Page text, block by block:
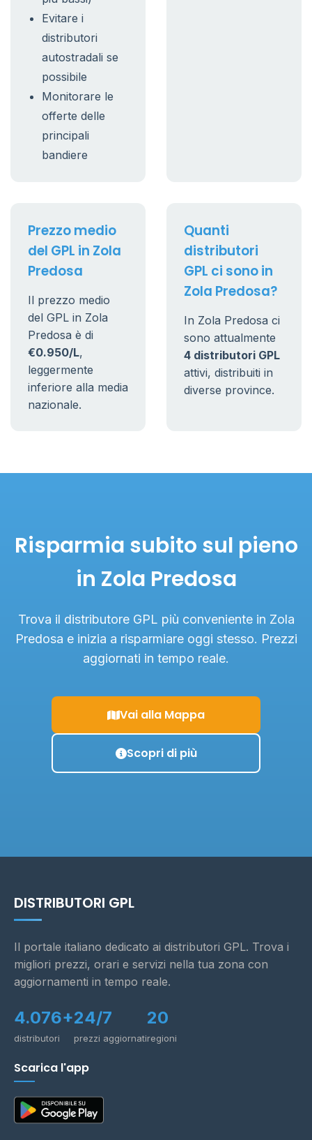
Evitare i
distributori
autostradali se
possibile
Monitorare le
offerte delle
principali
bandiere
Prezzo medio
del GPL in Zola
Predosa
Il prezzo medio
del GPL in Zola
Predosa è di
€0.950/L,
leggermente
inferiore alla media
nazionale.
Quanti
distributori
GPL ci sono in
Zola Predosa?
In Zola Predosa ci
sono attualmente
4 distributori GPL
attivi, distribuiti in
diverse province.
Risparmia subito sul pieno
in Zola Predosa
Trova il distributore GPL più conveniente in Zola
Predosa e inizia a risparmiare oggi stesso. Prezzi
aggiornati in tempo reale.
Vai alla Mappa
Scopri di più
DISTRIBUTORI GPL
Il portale italiano dedicato ai distributori GPL. Trova i
migliori prezzi, orari e servizi nella tua zona con
aggiornamenti in tempo reale.
4.076+
distributori
24/7
prezzi aggiornati
20
regioni
Scarica l'app